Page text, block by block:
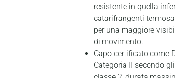
resistente in quella
catarifrangenti
per una maggiore
di movimento.
Capo certificato come
Categoria II secondo